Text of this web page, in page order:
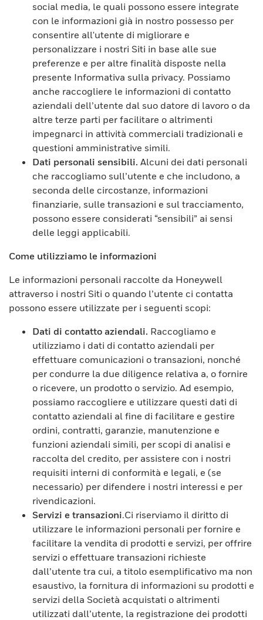
social media, le quali possono essere integrate
con le informazioni già in nostro possesso per
consentire all'utente di migliorare e
personalizzare i nostri Siti in base alle sue
preferenze e per altre finalità disposte nella
presente Informativa sulla privacy. Possiamo
anche raccogliere le informazioni di contatto
aziendali dell’utente dal suo datore di lavoro o da
altre terze parti per facilitare o altrimenti
impegnarci in attività commerciali tradizionali e
questioni amministrative simili.
Dati personali sensibili. Alcuni dei dati personali
che raccogliamo sull’utente e che includono, a
seconda delle circostanze, informazioni
finanziarie, sulle transazioni e sul tracciamento,
possono essere considerati “sensibili” ai sensi
delle leggi applicabili.
Come utilizziamo le informazioni
Le informazioni personali raccolte da Honeywell
attraverso i nostri Siti o quando l’utente ci contatta
possono essere utilizzate per i seguenti scopi:
Dati di contatto aziendali. Raccogliamo e
utilizziamo i dati di contatto aziendali per
effettuare comunicazioni o transazioni, nonché
per condurre la due diligence relativa a, o fornire
o ricevere, un prodotto o servizio. Ad esempio,
possiamo raccogliere e utilizzare questi dati di
contatto aziendali al fine di facilitare e gestire
ordini, contratti, garanzie, manutenzione e
funzioni aziendali simili, per scopi di analisi e
raccolta del credito, per assistere con i nostri
requisiti interni di conformità e legali, e (se
necessario) per difendere i nostri interessi e per
rivendicazioni.
Servizi e transazioni.Ci riserviamo il diritto di
utilizzare le informazioni personali per fornire e
facilitare la vendita di prodotti e servizi, per offrire
servizi o effettuare transazioni richieste
dall’utente tra cui, a titolo esemplificativo ma non
esaustivo, la fornitura di informazioni su prodotti e
servizi della Società acquistati o altrimenti
utilizzati dall’utente, la registrazione dei prodotti